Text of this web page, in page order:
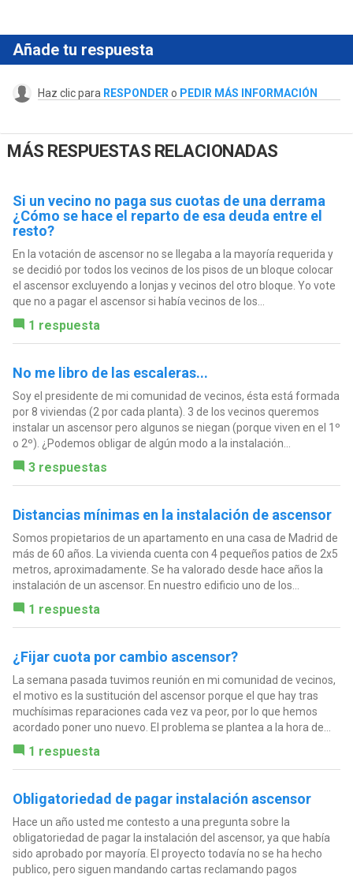
Añade tu respuesta
Haz clic para RESPONDER o PEDIR MÁS INFORMACIÓN
MÁS RESPUESTAS RELACIONADAS
Si un vecino no paga sus cuotas de una derrama
¿Cómo se hace el reparto de esa deuda entre el
resto?
En la votación de ascensor no se llegaba a la mayoría requerida y
se decidió por todos los vecinos de los pisos de un bloque colocar
el ascensor excluyendo a lonjas y vecinos del otro bloque. Yo vote
que no a pagar el ascensor si había vecinos de los...
1 respuesta
No me libro de las escaleras...
Soy el presidente de mi comunidad de vecinos, ésta está formada
por 8 viviendas (2 por cada planta). 3 de los vecinos queremos
instalar un ascensor pero algunos se niegan (porque viven en el 1º
o 2º). ¿Podemos obligar de algún modo a la instalación...
3 respuestas
Distancias mínimas en la instalación de ascensor
Somos propietarios de un apartamento en una casa de Madrid de
más de 60 años. La vivienda cuenta con 4 pequeños patios de 2x5
metros, aproximadamente. Se ha valorado desde hace años la
instalación de un ascensor. En nuestro edificio uno de los...
1 respuesta
¿Fijar cuota por cambio ascensor?
La semana pasada tuvimos reunión en mi comunidad de vecinos,
el motivo es la sustitución del ascensor porque el que hay tras
muchísimas reparaciones cada vez va peor, por lo que hemos
acordado poner uno nuevo. El problema se plantea a la hora de...
1 respuesta
Obligatoriedad de pagar instalación ascensor
Hace un año usted me contesto a una pregunta sobre la
obligatoriedad de pagar la instalación del ascensor, ya que había
sido aprobado por mayoría. El proyecto todavía no se ha hecho
publico, pero siguen mandando cartas reclamando pagos